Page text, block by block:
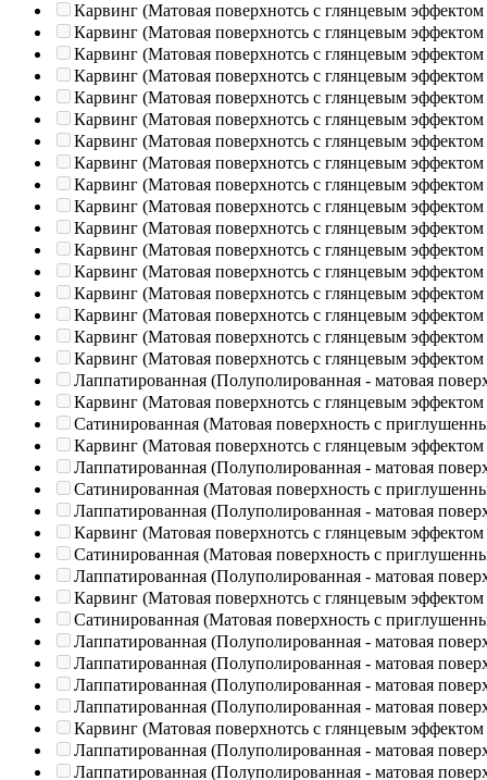
Карвинг (Матовая поверхнотсь с глянцевым эффектом
Карвинг (Матовая поверхнотсь с глянцевым эффектом
Карвинг (Матовая поверхнотсь с глянцевым эффектом
Карвинг (Матовая поверхнотсь с глянцевым эффектом
Карвинг (Матовая поверхнотсь с глянцевым эффектом
Карвинг (Матовая поверхнотсь с глянцевым эффектом
Карвинг (Матовая поверхнотсь с глянцевым эффектом
Карвинг (Матовая поверхнотсь с глянцевым эффектом
Карвинг (Матовая поверхнотсь с глянцевым эффектом
Карвинг (Матовая поверхнотсь с глянцевым эффектом
Карвинг (Матовая поверхнотсь с глянцевым эффектом
Карвинг (Матовая поверхнотсь с глянцевым эффектом
Карвинг (Матовая поверхнотсь с глянцевым эффектом
Карвинг (Матовая поверхнотсь с глянцевым эффектом
Карвинг (Матовая поверхнотсь с глянцевым эффектом
Карвинг (Матовая поверхнотсь с глянцевым эффектом
Карвинг (Матовая поверхнотсь с глянцевым эффектом
Лаппатированная (Полуполированная - матовая
Карвинг (Матовая поверхнотсь с глянцевым эффектом
Сатинированная (Матовая поверхность с
Карвинг (Матовая поверхнотсь с глянцевым эффектом
Лаппатированная (Полуполированная - матовая
Сатинированная (Матовая поверхность с
Лаппатированная (Полуполированная - матовая
Карвинг (Матовая поверхнотсь с глянцевым эффектом
Сатинированная (Матовая поверхность с
Лаппатированная (Полуполированная - матовая
Карвинг (Матовая поверхнотсь с глянцевым эффектом
Сатинированная (Матовая поверхность с
Лаппатированная (Полуполированная - матовая
Лаппатированная (Полуполированная - матовая
Лаппатированная (Полуполированная - матовая
Лаппатированная (Полуполированная - матовая
Карвинг (Матовая поверхнотсь с глянцевым эффектом
Лаппатированная (Полуполированная - матовая
Лаппатированная (Полуполированная - матовая